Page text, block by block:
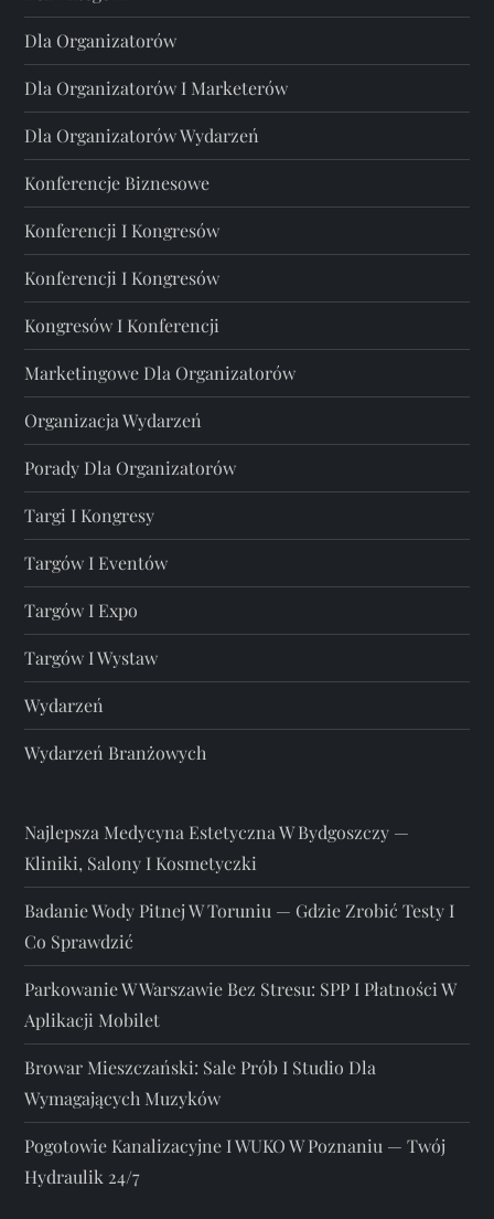
Dla Organizatorów
Dla Organizatorów I Marketerów
Dla Organizatorów Wydarzeń
Konferencje Biznesowe
Konferencji I Kongresów
Konferencji I Kongresów
Kongresów I Konferencji
Marketingowe Dla Organizatorów
Organizacja Wydarzeń
Porady Dla Organizatorów
Targi I Kongresy
Targów I Eventów
Targów I Expo
Targów I Wystaw
Wydarzeń
Wydarzeń Branżowych
Najlepsza Medycyna Estetyczna W Bydgoszczy —
Kliniki, Salony I Kosmetyczki
Badanie Wody Pitnej W Toruniu — Gdzie Zrobić Testy I
Co Sprawdzić
Parkowanie W Warszawie Bez Stresu: SPP I Płatności W
Aplikacji Mobilet
Browar Mieszczański: Sale Prób I Studio Dla
Wymagających Muzyków
Pogotowie Kanalizacyjne I WUKO W Poznaniu — Twój
Hydraulik 24/7